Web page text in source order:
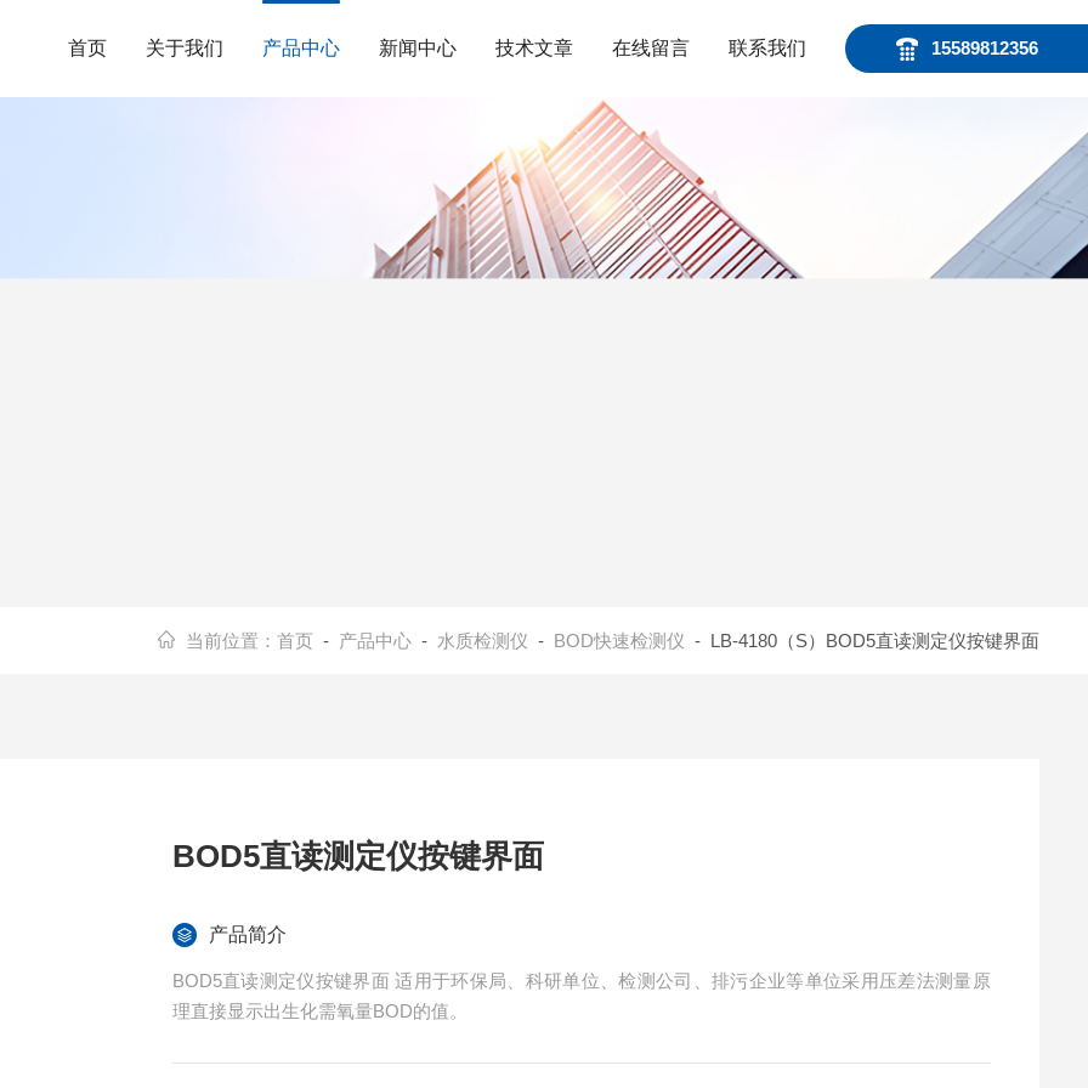
15589812356
首页 关于我们 产品中心 新闻中心 技术文章 在线留言 联系我们
当前位置： 首页 - 产品中心- 水质检测仪 - BOD快速检测仪 - LB-4180（S）BOD5直读测定仪按键界面
BOD5直读测定仪按键界面
产品简介
BOD5直读测定仪按键界面 适用于环保局、科研单位、检测公司、排污企业等单位采用压差法测量原
理直接显示出生化需氧量BOD的值。